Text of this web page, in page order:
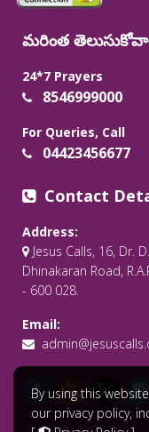
మరింత
24*7 Prayers
8546999000
For Queries, Call
04423456677
Contact
Address:
Jesus Calls, 16, Dr.
Dhinakaran Road,
- 600 028.
Email:
By using this
our privacy policy,